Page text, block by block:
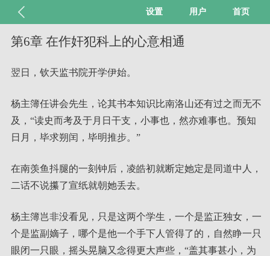
设置 用户 首页
第6章 在作奸犯科上的心意相通
翌日，钦天监书院开学伊始。
杨主簿任讲会先生，论其书本知识比南洛山还有过之而无不
及，“读史而考及于月日干支，小事也，然亦难事也。预知
日月，毕求朔闰，毕明推步。”
在南羡鱼抖腿的一刻钟后，凌皓初就断定她定是同道中人，
二话不说攥了宣纸就朝她丢去。
杨主簿岂非没看见，只是这两个学生，一个是监正独女，一
个是监副嫡子，哪个是他一个手下人管得了的，自然睁一只
眼闭一只眼，摇头晃脑又念得更大声些，“盖其事甚小，为